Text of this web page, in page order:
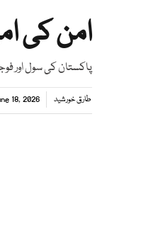
امن کی
پاکستان کی سول اور
طارق خورشید 18, 2026